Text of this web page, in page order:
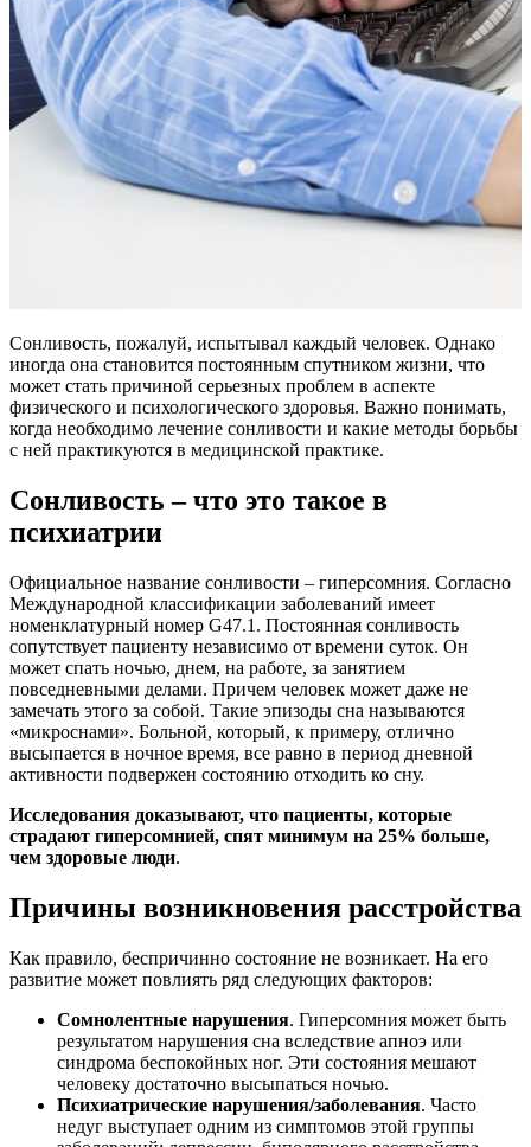
Сонливость, пожалуй, испытывал каждый человек. Однако
иногда она становится постоянным спутником жизни, что
может стать причиной серьезных проблем в аспекте
физического и психологического здоровья. Важно понимать,
когда необходимо лечение сонливости и какие методы борьбы
с ней практикуются в медицинской практике.
Сонливость – что это такое в
психиатрии
Официальное название сонливости – гиперсомния. Согласно
Международной классификации заболеваний имеет
номенклатурный номер G47.1. Постоянная сонливость
сопутствует пациенту независимо от времени суток. Он
может спать ночью, днем, на работе, за занятием
повседневными делами. Причем человек может даже не
замечать этого за собой. Такие эпизоды сна называются
«микроснами». Больной, который, к примеру, отлично
высыпается в ночное время, все равно в период дневной
активности подвержен состоянию отходить ко сну.
Исследования доказывают, что пациенты, которые
страдают гиперсомнией, спят минимум на 25% больше,
чем здоровые люди.
Причины возникновения расстройства
Как правило, беспричинно состояние не возникает. На его
развитие может повлиять ряд следующих факторов:
Сомнолентные нарушения. Гиперсомния может быть
результатом нарушения сна вследствие апноэ или
синдрома беспокойных ног. Эти состояния мешают
человеку достаточно высыпаться ночью.
Психиатрические нарушения/заболевания. Часто
недуг выступает одним из симптомов этой группы